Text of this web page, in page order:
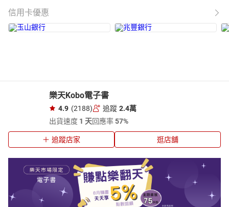
信用卡優惠
樂天Kobo電子書
4.9 (2188) 追蹤 2.4萬
出貨速度 1 天回應率57%
追蹤店家 逛店舖